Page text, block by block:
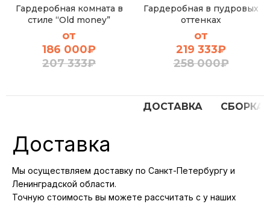
Гардеробная комната в
стиле “Old money”
от
186 000₽
207 333₽
Гардеробная в пудровых
оттенках
от
219 333₽
258 000₽
ДОСТАВКА СБОРКА
Доставка
Мы осуществляем доставку по Санкт-Петербургу и
Ленинградской области.
Точную стоимость вы можете рассчитать с у наших